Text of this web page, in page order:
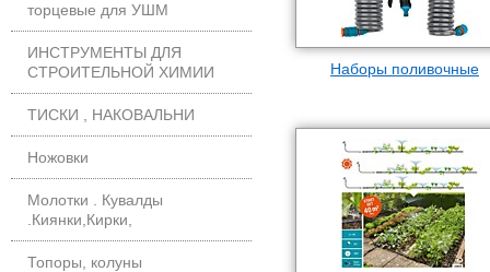
торцевые для УШМ
ИНСТРУМЕНТЫ ДЛЯ
СТРОИТЕЛЬНОЙ ХИМИИ
ТИСКИ , НАКОВАЛЬНИ
Ножовки
Молотки . Кувалды
.Киянки,Кирки,
Топоры, колуны
Наборы поливочные